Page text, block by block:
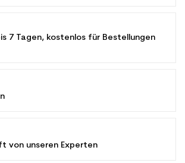
7 Tagen, kostenlos für Bestellungen
von unseren Experten